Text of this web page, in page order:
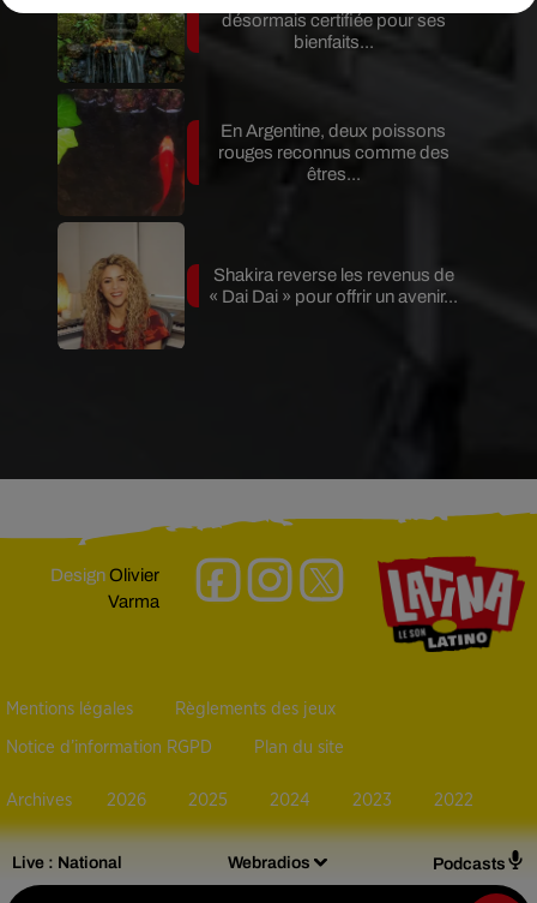
Live : National Webradios Podcasts
désormais certifiée pour ses
bienfaits...
En Argentine, deux poissons
rouges reconnus comme des
êtres...
Shakira reverse les revenus de
« Dai Dai » pour offrir un avenir...
DesignOlivier
Varma
Mentions légales Règlements des jeux
Notice d’information RGPD Plan du site
Archives 2026 2025 2024 2023 2022